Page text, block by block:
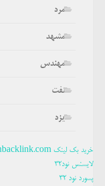
مرد
مشهد
مهندس
نفت
یزد
خرید بک لینک behtarinbacklink.com
لایسنس نود32
پسورد نود 32